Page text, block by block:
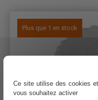
Plus que 1 en stock
Ce site utilise des cookies
vous souhaitez activer